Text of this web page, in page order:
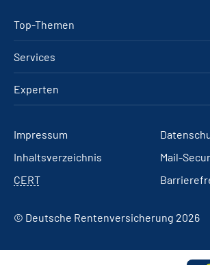
Top-Themen
Services
Experten
Impressum
Inhaltsverzeichnis
Mail-
CERT
© Deutsche Rentenversicherung 2026